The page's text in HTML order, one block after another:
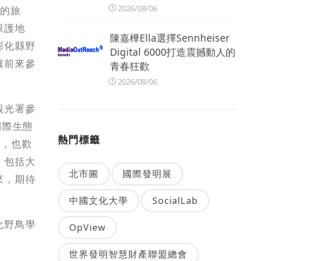
旅
護地
化縣野
前來參
光署參
生態
也歡
包括大
，期待
野鳥學
2026/08/06
陳嘉樺Ella選擇Sennheiser
Digital 6000打造震撼動人的
青春狂歡
2026/08/06
熱門標籤
北市圖 國際發明展
中國文化大學 SocialLab
OpView
世界發明智慧財產聯盟總會